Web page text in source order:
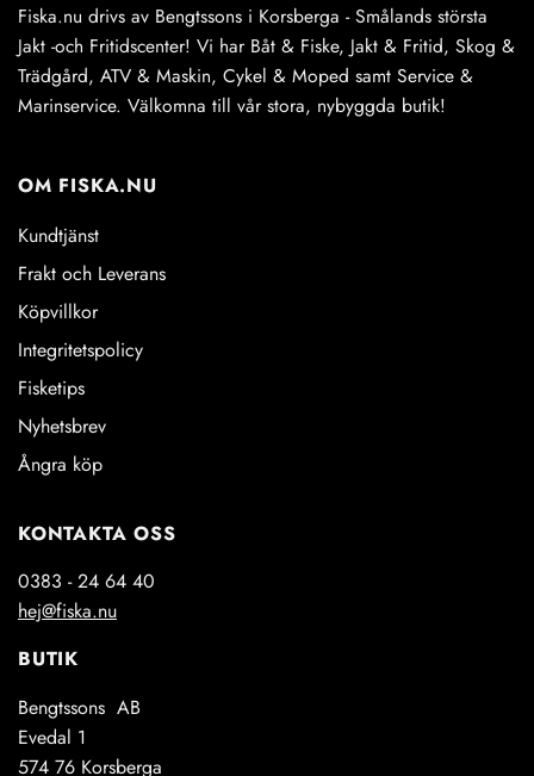
Fiska.nu drivs av Bengtssons i Korsberga - Smålands största
Jakt -och Fritidscenter! Vi har Båt & Fiske, Jakt & Fritid, Skog &
Trädgård, ATV & Maskin, Cykel & Moped samt Service &
Marinservice. Välkomna till vår stora, nybyggda butik!
OM FISKA.NU
Kundtjänst
Frakt och Leverans
Köpvillkor
Integritetspolicy
Fisketips
Nyhetsbrev
Ångra köp
KONTAKTA OSS
0383 - 24 64 40
hej@fiska.nu
BUTIK
Bengtssons AB
Evedal 1
574 76 Korsberga